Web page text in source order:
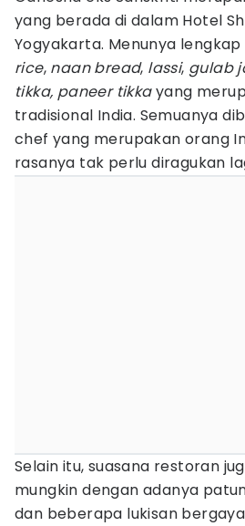
yang berada di dalam Hotel
Yogyakarta. Menunya
rice, naan bread, lassi, gulab
tikka, paneer tikkayang
tradisional India. Semuanya
chef yang merupakan orang
rasanya tak perlu diragukan
Selain itu, suasana restoran
mungkin dengan adanya
dan beberapa lukisan